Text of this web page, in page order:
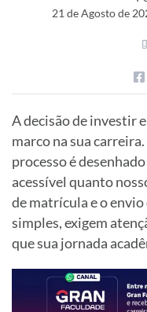
21 de Agosto de
A decisão de investir
marco na sua
processo é
acessível quanto
de matrícula e o
simples, exigem
que sua jornada